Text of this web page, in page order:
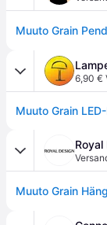
Muuto Grain
6,90 €
Royal